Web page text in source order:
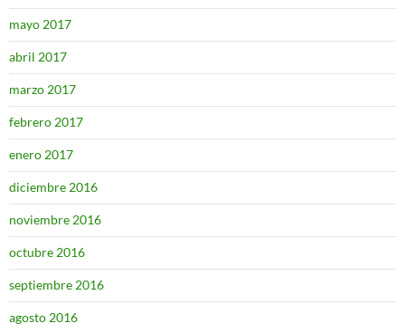
mayo 2017
abril 2017
marzo 2017
febrero 2017
enero 2017
diciembre 2016
noviembre 2016
octubre 2016
septiembre 2016
agosto 2016